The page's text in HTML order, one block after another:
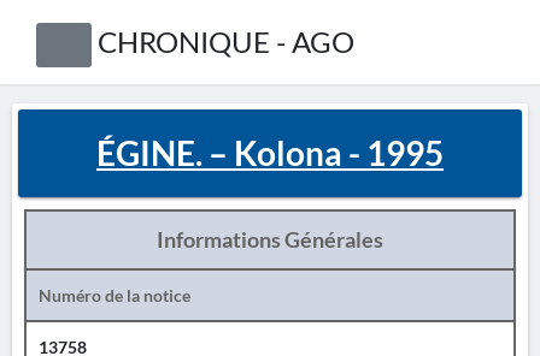
CHRONIQUE - AGO
ÉGINE. – Kolona - 1995
Informations Générales
Numéro de la notice
13758